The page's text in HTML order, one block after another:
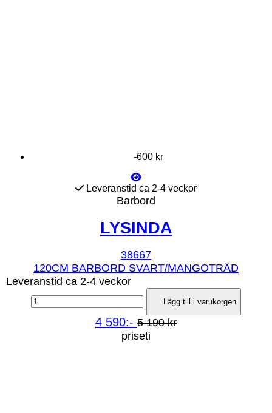
-600 kr
Leveranstid ca 2-4 veckor
Barbord
LYSINDA
38667
120CM BARBORD SVART/MANGOTRÄD
Leveranstid ca 2-4 veckor
Lägg till i varukorgen
4 590:- 5 190 kr
priseti